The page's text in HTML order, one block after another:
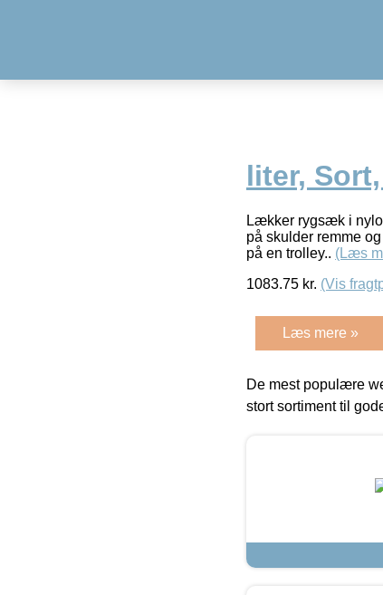
liter,
Lækker rygsæk i
på skulder remme
på en trolley.. (Læs
1083.75 kr. (Vis
Læs mere »
De mest populære
stort sortiment til